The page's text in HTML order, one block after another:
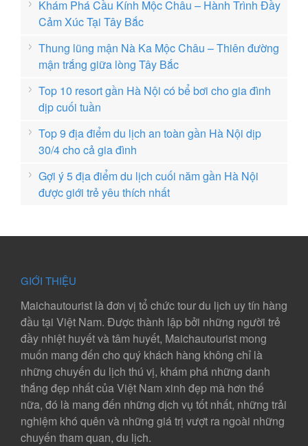
Khám Phá Cầu Kính Mộc Châu – Hành Trình Đầy
Cảm Xúc Tại Tây Bắc
Thung lũng mận Nà Ka Mộc Châu – Thiên đường
mận trắng giữa lòng Tây Bắc
Top 10 resort gần Hà Nội có bể bơi cho gia đình
dịp cuối tuần
Top 9 địa điểm du lịch an toàn gần Hà Nội dịp
30/4 cho cả gia đình
Gợi ý 5 địa điểm du lịch cuối năm gần Hà Nội
được giới trẻ yêu thích nhất
GIỚI THIỆU
Maichautourist là đơn vị tổ chức tour du lịch uy tín hàng
đầu tại Việt Nam. Được thành lập bởi những người trẻ
đầy nhiệt huyết và tâm huyết, Maichautourist mong
muốn mang đến cho quý khách hàng không chỉ là
những chuyến du lịch thú vị, khám phá những danh
thắng đẹp nhất của Việt Nam xinh đẹp mà hơn thế
nữa, đó là mang đến những dịch vụ tốt nhất, những trải
nghiệm khó quên và những giá trị vượt ra ngoài những
chuyến tham quan, du lịch.